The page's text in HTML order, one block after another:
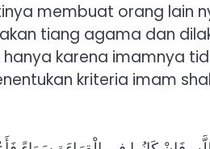
membuat orang lain
tiang agama dan
karena imamnya
kriteria imam